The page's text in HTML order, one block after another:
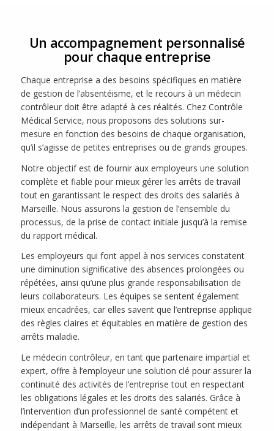
Un accompagnement personnalisé
pour chaque entreprise
Chaque entreprise a des besoins spécifiques en matière
de gestion de l’absentéisme, et le recours à un médecin
contrôleur doit être adapté à ces réalités. Chez Contrôle
Médical Service, nous proposons des solutions sur-
mesure en fonction des besoins de chaque organisation,
qu’il s’agisse de petites entreprises ou de grands groupes.
Notre objectif est de fournir aux employeurs une solution
complète et fiable pour mieux gérer les arrêts de travail
tout en garantissant le respect des droits des salariés à
Marseille. Nous assurons la gestion de l’ensemble du
processus, de la prise de contact initiale jusqu’à la remise
du rapport médical.
Les employeurs qui font appel à nos services constatent
une diminution significative des absences prolongées ou
répétées, ainsi qu’une plus grande responsabilisation de
leurs collaborateurs. Les équipes se sentent également
mieux encadrées, car elles savent que l’entreprise applique
des règles claires et équitables en matière de gestion des
arrêts maladie.
Le médecin contrôleur, en tant que partenaire impartial et
expert, offre à l’employeur une solution clé pour assurer la
continuité des activités de l’entreprise tout en respectant
les obligations légales et les droits des salariés. Grâce à
l’intervention d’un professionnel de santé compétent et
indépendant à Marseille, les arrêts de travail sont mieux